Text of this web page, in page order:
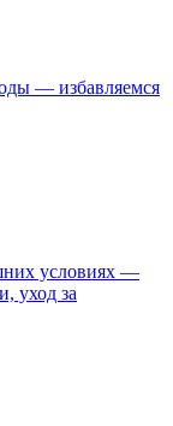
— избавляемся
условиях —
уход за